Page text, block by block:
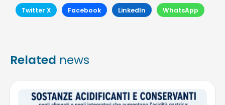
Twitter X Facebook LinkedIn WhatsApp
Related news